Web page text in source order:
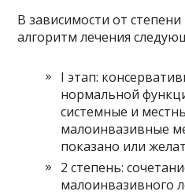
В зависимости от
алгоритм лечения
I этап:
нормальной
системные и
малоинвазивные
показано или
2 степень:
малоинвазивного